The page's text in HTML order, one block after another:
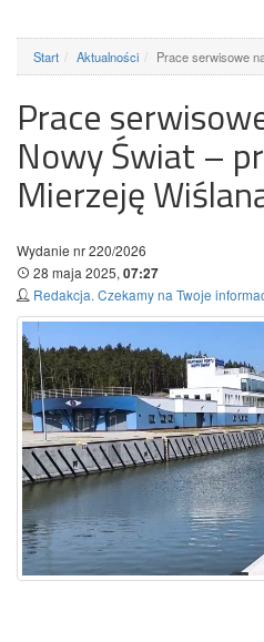
Start Aktualności Prace serwisowe
Prace
Nowy Świat –
Mierzeję
Wydanie nr 220/2026
28 maja 2025, 07:27
Redakcja. Czekamy na Twoje